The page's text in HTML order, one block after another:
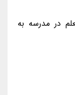
در مدرسه به